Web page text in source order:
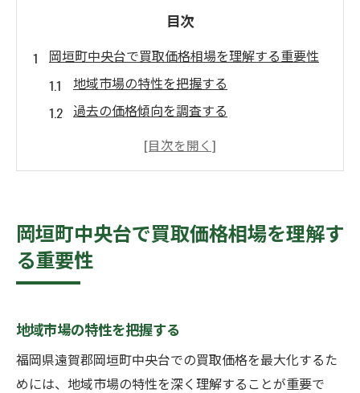
目次
岡垣町中央台で買取価格相場を理解する重要性
地域市場の特性を把握する
過去の価格傾向を調査する
買取価格の変動要因を知る
適正価格での取引を目指す
買取業者選びで重要なポイントとは？
信頼できる業者の特徴
業者の評判を調査する
査定方法と透明性を評価する
顧客レビューの重要性
岡垣町中央台で買取価格相場を理解す
る重要性
地域市場の特性を把握する
福岡県遠賀郡岡垣町中央台での買取価格を最大化するた
めには、地域市場の特性を深く理解することが重要で